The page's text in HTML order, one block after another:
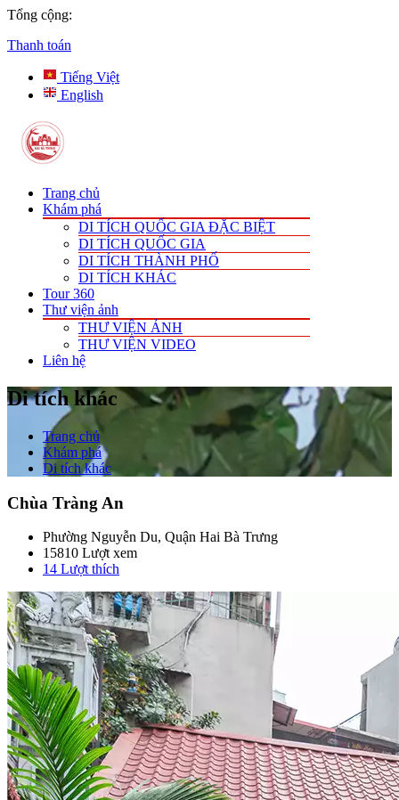
Tổng cộng:
Thanh toán
Tiếng Việt
English
Trang chủ
Khám phá
DI TÍCH QUỐC GIA ĐẶC BIỆT
DI TÍCH QUỐC GIA
DI TÍCH THÀNH PHỐ
DI TÍCH KHÁC
Tour 360
Thư viện ảnh
THƯ VIỆN ẢNH
THƯ VIỆN VIDEO
Liên hệ
Di tích khác
Trang chủ
Khám phá
Di tích khác
Chùa Tràng An
Phường Nguyễn Du, Quận Hai Bà Trưng
15810 Lượt xem
14 Lượt thích